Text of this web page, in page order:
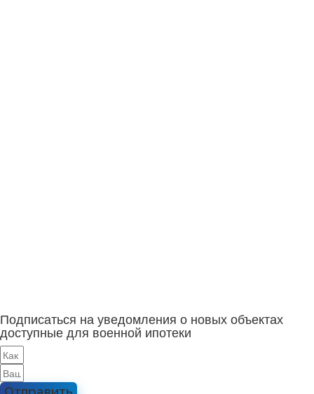
Подписаться на уведомления о новых объектах
доступные для военной ипотеки